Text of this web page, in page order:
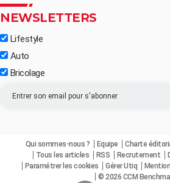
NEWSLETTERS
Lifestyle
Auto
Bricolage
Qui sommes-nous ? Equipe Charte
Tous les articles
RSS Recrutement
Paramétrer les cookies
Gérer Utiq
© 2026 CCM